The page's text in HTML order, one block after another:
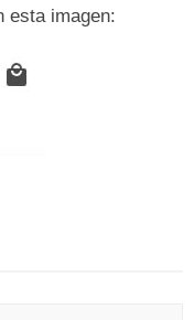
esta imagen: